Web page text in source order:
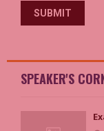
SPEAKER'S